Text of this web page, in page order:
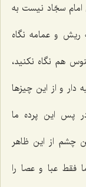
امام سجّاد نیست به
ریش و عمامه نگاه
هم نگاه نكنید،
و از این چیزها
پس این پرده ما
چشم از این ظاهر
فقط عبا و عصا را